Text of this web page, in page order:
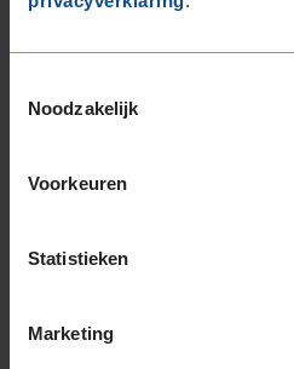
Noodzakelijk
Voorkeuren
Statistieken
Marketing
Bridgestone